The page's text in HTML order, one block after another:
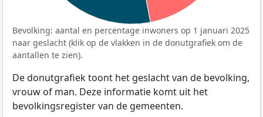
Bevolking: aantal en percentage inwoners op 1 januari 2025
naar geslacht (klik op de vlakken in de donutgrafiek om de
aantallen te zien).
De donutgrafiek toont het geslacht van de bevolking,
vrouw of man. Deze informatie komt uit het
bevolkingsregister van de gemeenten.